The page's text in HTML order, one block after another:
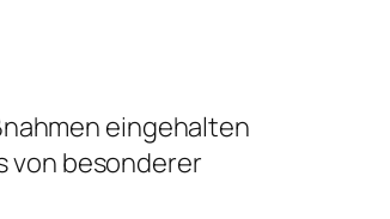
eingehalten
von besonderer